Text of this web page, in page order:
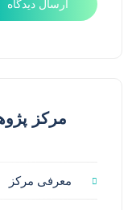
مرکز
معرفی مرکز